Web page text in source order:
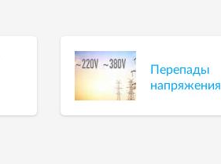
Перепады
напряжения